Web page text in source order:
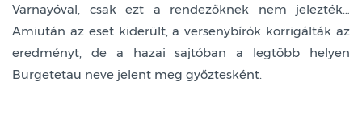
Varnayóval, csak ezt a rendezőknek nem jelezték…
Amiután az eset kiderült, a versenybírók korrigálták az
eredményt, de a hazai sajtóban a legtöbb helyen
Burgetetau neve jelent meg győztesként.